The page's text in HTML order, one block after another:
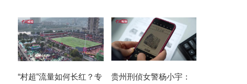
“村超”流量如何长红？专
贵州刑侦女警杨小宇：